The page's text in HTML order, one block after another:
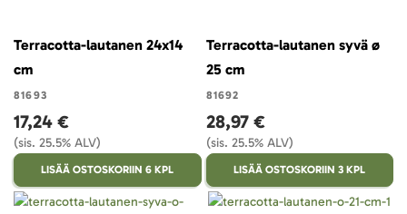
Terracotta-lautanen 24x14
cm
81693
17,24 €
(sis. 25.5% ALV)
LISÄÄ OSTOSKORIIN 6 KPL
Terracotta-lautanen syvä ø
25 cm
81692
28,97 €
(sis. 25.5% ALV)
LISÄÄ OSTOSKORIIN 3 KPL